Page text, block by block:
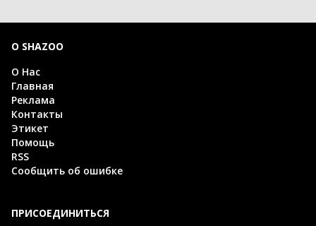
О SHAZOO
О Нас
Главная
Реклама
Контакты
Этикет
Помощь
RSS
Сообщить об ошибке
ПРИСОЕДИНИТЬСЯ